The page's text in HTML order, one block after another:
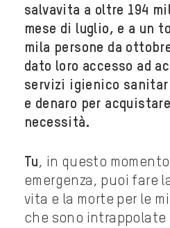
salvavita a oltre 194
mese di luglio, e a un
mila persone da
dato loro accesso ad
servizi igienico
e denaro per
necessità.
Tu, in questo
emergenza, puoi fare
vita e la morte per le
che sono intrappolate